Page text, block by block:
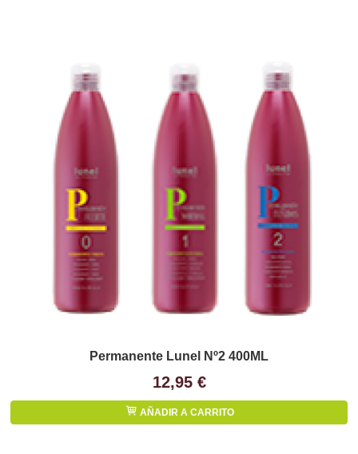
Permanente Lunel Nº2 400ML
12,95 €
AÑADIR A CARRITO